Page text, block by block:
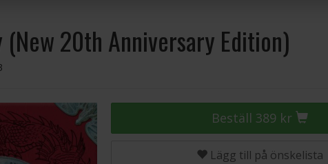
(New 20th Anniversary Edition)
Beställ 389 kr
Lägg till på önskelista